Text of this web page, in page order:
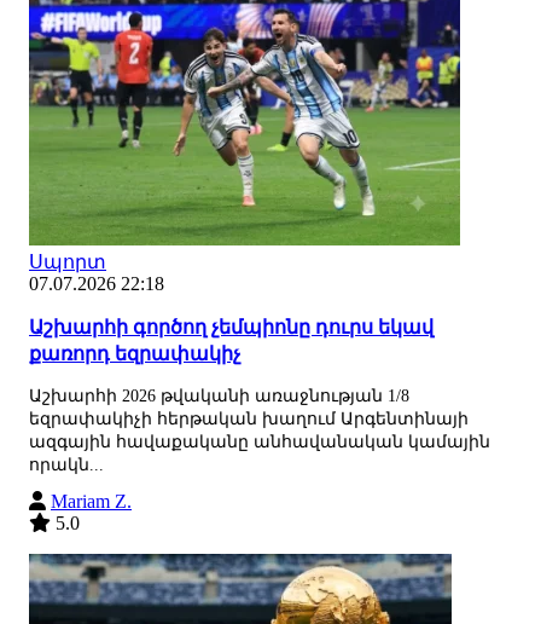
Սպորտ
07.07.2026 22:18
Աշխարհի գործող չեմպիոնը դուրս եկավ
քառորդ եզրափակիչ
Աշխարհի 2026 թվականի առաջնության 1/8
եզրափակիչի հերթական խաղում Արգենտինայի
ազգային հավաքականը անհավանական կամային
որակն...
Mariam Z.
5.0